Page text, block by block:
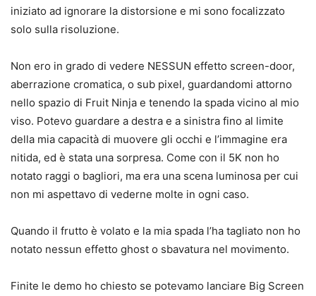
iniziato ad ignorare la distorsione e mi sono focalizzato
solo sulla risoluzione.
Non ero in grado di vedere NESSUN effetto screen-door,
aberrazione cromatica, o sub pixel, guardandomi attorno
nello spazio di Fruit Ninja e tenendo la spada vicino al mio
viso. Potevo guardare a destra e a sinistra fino al limite
della mia capacità di muovere gli occhi e l’immagine era
nitida, ed è stata una sorpresa. Come con il 5K non ho
notato raggi o bagliori, ma era una scena luminosa per cui
non mi aspettavo di vederne molte in ogni caso.
Quando il frutto è volato e la mia spada l’ha tagliato non ho
notato nessun effetto ghost o sbavatura nel movimento.
Finite le demo ho chiesto se potevamo lanciare Big Screen